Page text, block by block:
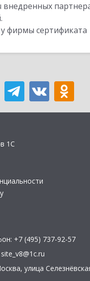
фирмы сертификата
1С
+7 (495) 737-92-57
site_v8@1c.ru
, улица